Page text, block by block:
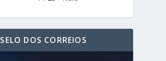
SELO DOS CORREIOS